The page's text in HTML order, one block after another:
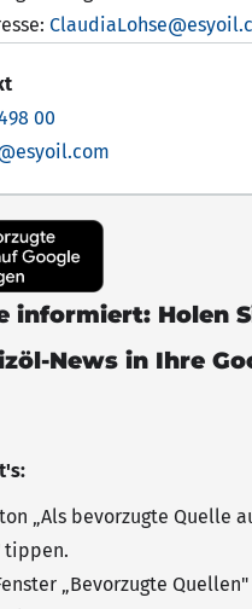
00
informiert: Holen
News in Ihre
„Als bevorzugte Quelle
tippen.
„Bevorzugte